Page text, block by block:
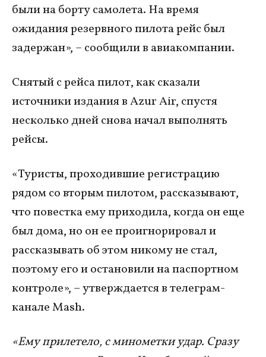
были на борту самолета. На время
ожидания резервного пилота рейс был
задержан», – сообщили в авиакомпании.
Снятый с рейса пилот, как сказали
источники издания в Azur Air, спустя
несколько дней снова начал выполнять
рейсы.
«Туристы, проходившие регистрацию
рядом со вторым пилотом, рассказывают,
что повестка ему приходила, когда он еще
был дома, но он ее проигнорировал и
рассказывать об этом никому не стал,
поэтому его и остановили на паспортном
контроле», – утверждается в телеграм-
канале Mash.
«Ему прилетело, с минометки удар. Сразу